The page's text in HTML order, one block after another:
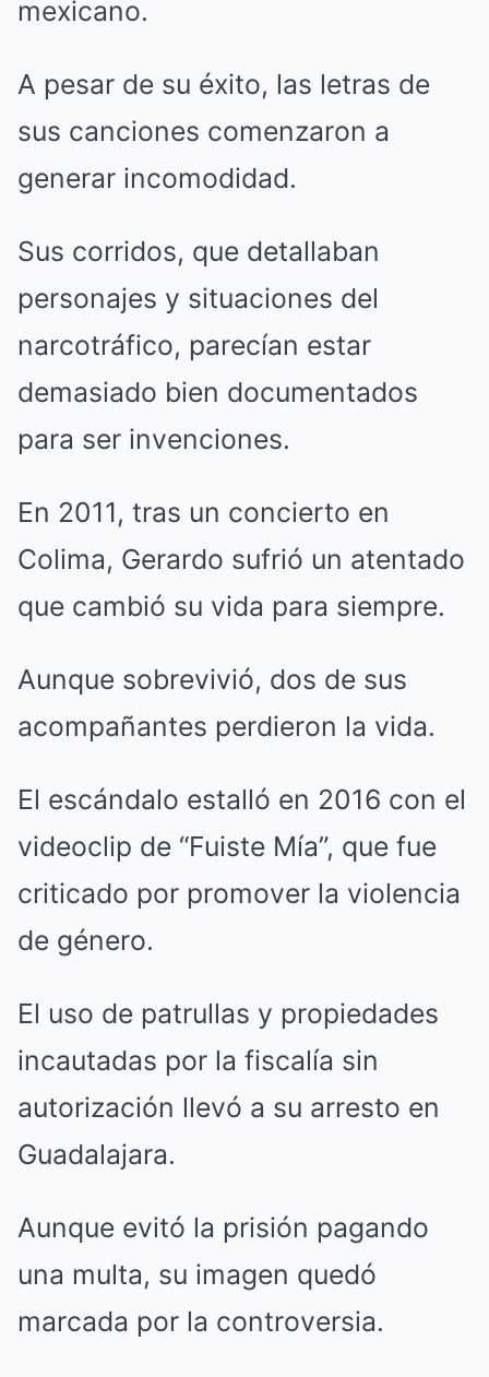
mexicano.
A pesar de su éxito, las letras de
sus canciones comenzaron a
generar incomodidad.
Sus corridos, que detallaban
personajes y situaciones del
narcotráfico, parecían estar
demasiado bien documentados
para ser invenciones.
En 2011, tras un concierto en
Colima, Gerardo sufrió un atentado
que cambió su vida para siempre.
Aunque sobrevivió, dos de sus
acompañantes perdieron la vida.
El escándalo estalló en 2016 con el
videoclip de “Fuiste Mía”, que fue
criticado por promover la violencia
de género.
El uso de patrullas y propiedades
incautadas por la fiscalía sin
autorización llevó a su arresto en
Guadalajara.
Aunque evitó la prisión pagando
una multa, su imagen quedó
marcada por la controversia.